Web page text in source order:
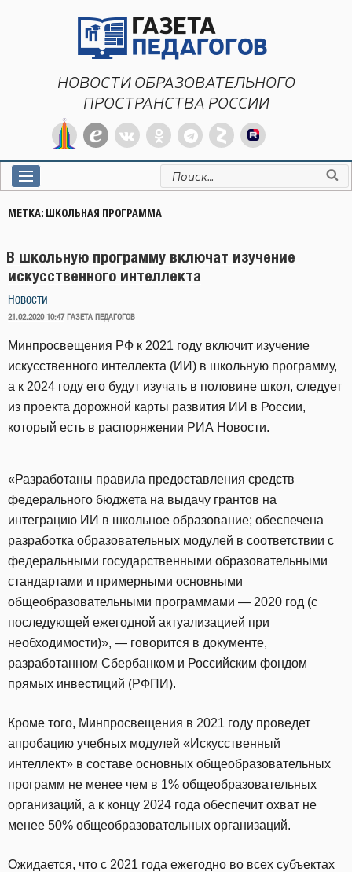
НОВОСТИ ОБРАЗОВАТЕЛЬНОГО
ПРОСТРАНСТВА РОССИИ
Искать:
МЕТКА: ШКОЛЬНАЯ ПРОГРАММА
В школьную программу включат изучение
искусственного интеллекта
Новости
ОПУБЛИКОВАНО
21.02.2020 10:47 ГАЗЕТА ПЕДАГОГОВ
Минпросвещения РФ к 2021 году включит изучение
искусственного интеллекта (ИИ) в школьную программу,
а к 2024 году его будут изучать в половине школ, следует
из проекта дорожной карты развития ИИ в России,
который есть в распоряжении РИА Новости.
«Разработаны правила предоставления средств
федерального бюджета на выдачу грантов на
интеграцию ИИ в школьное образование; обеспечена
разработка образовательных модулей в соответствии с
федеральными государственными образовательными
стандартами и примерными основными
общеобразовательными программами — 2020 год (с
последующей ежегодной актуализацией при
необходимости)», — говорится в документе,
разработанном Сбербанком и Российским фондом
прямых инвестиций (РФПИ).
Кроме того, Минпросвещения в 2021 году проведет
апробацию учебных модулей «Искусственный
интеллект» в составе основных общеобразовательных
программ не менее чем в 1% общеобразовательных
организаций, а к концу 2024 года обеспечит охват не
менее 50% общеобразовательных организаций.
Ожидается, что с 2021 года ежегодно во всех субъектах